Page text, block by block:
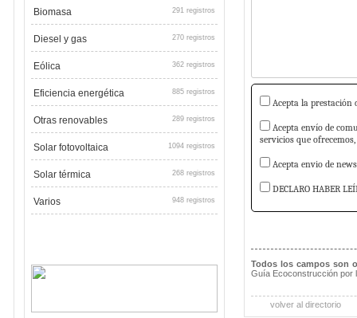
Biomasa 291 registros
Diesel y gas 270 registros
Eólica 362 registros
Eficiencia energética 885 registros
Otras renovables 289 registros
Solar fotovoltaica 1094 registros
Solar térmica 268 registros
Varios 948 registros
Acepta la prestación
Acepta envío de
servicios que
Acepta envio de
DECLARO HABER
Todos los campos son
Guía Ecoconstrucción por
volver al directorio